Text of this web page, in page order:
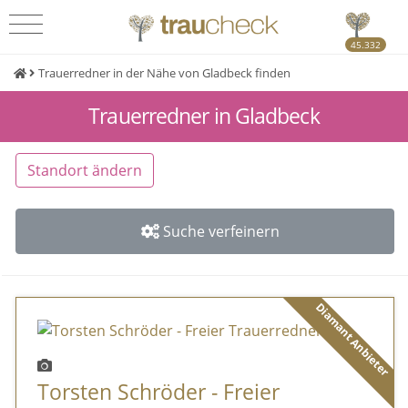
45.332
Trauerredner in der Nähe von Gladbeck finden
Trauerredner in Gladbeck
Standort ändern
Suche verfeinern
Diamant Anbieter
Torsten Schröder - Freier